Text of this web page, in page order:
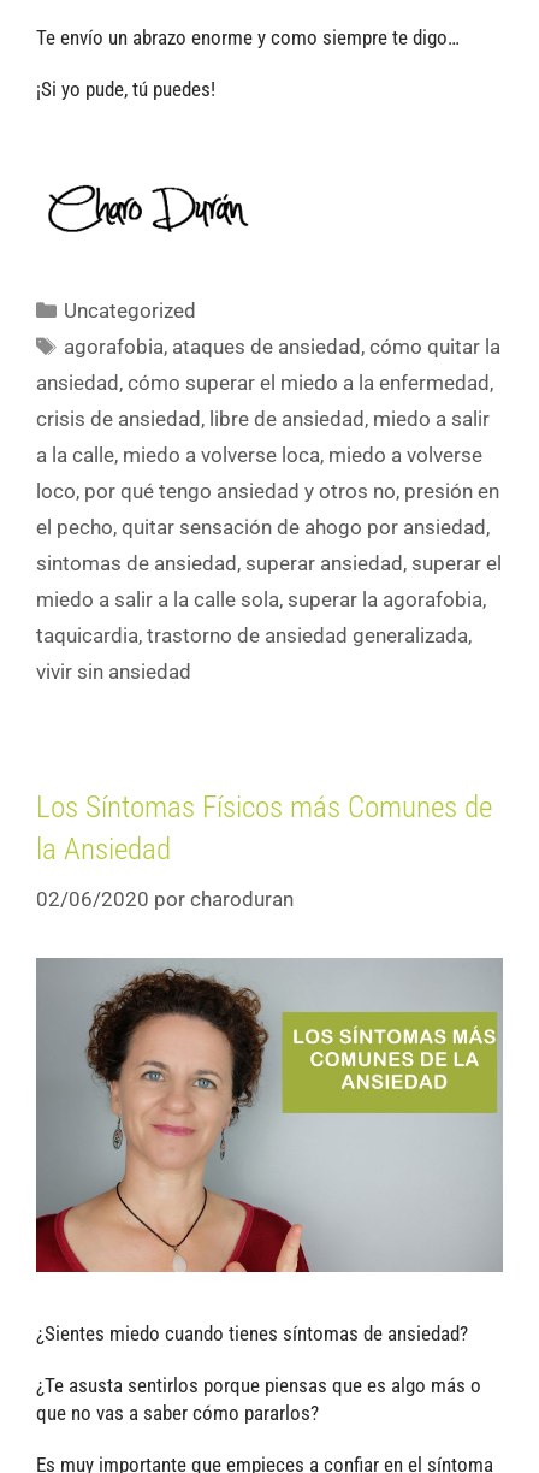
Te envío un abrazo enorme y como siempre te digo…
¡Si yo pude, tú puedes!
Uncategorized
agorafobia, ataques de ansiedad ,cómo quitar la
ansiedad , cómo superar el miedo a la enfermedad ,
crisis de ansiedad , libre de ansiedad , miedo a salir
a la calle, miedo a volverse loca, miedo a volverse
loco, por qué tengo ansiedad y otros no, presión en
el pecho, quitar sensación de ahogo por ansiedad ,
sintomas de ansiedad , superar ansiedad , superar el
miedo a salir a la calle sola, superar la agorafobia,
taquicardia, trastorno de ansiedad generalizada,
vivir sin ansiedad
Los Síntomas Físicos más Comunes de
la Ansiedad
02/06/2020 por charoduran
¿Sientes miedo cuando tienes síntomas de ansiedad?
¿Te asusta sentirlos porque piensas que es algo más o
que no vas a saber cómo pararlos?
Es muy importante que empieces a confiar en el síntoma